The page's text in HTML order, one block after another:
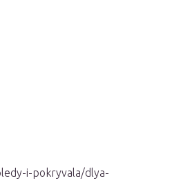
i-pokryvala/dlya-